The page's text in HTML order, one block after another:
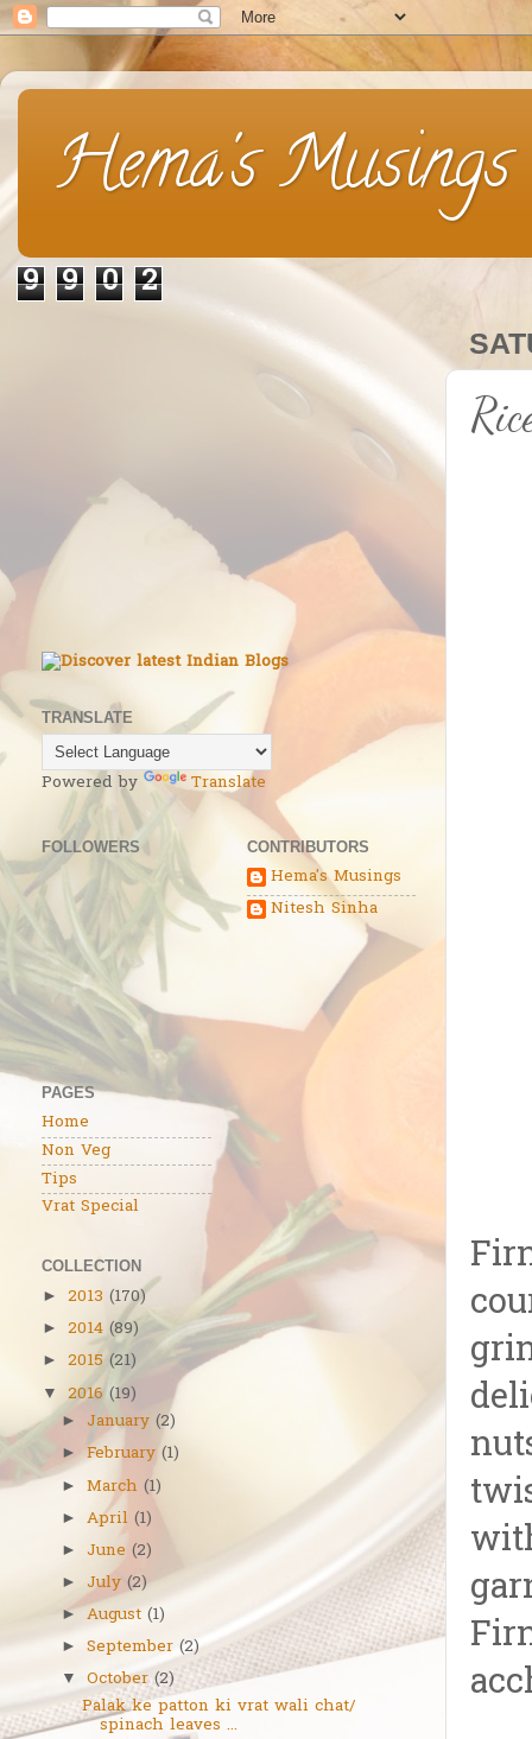
Hema's Musings
9 9 0 2
TRANSLATE
Powered by Translate
FOLLOWERS
PAGES
Home
Non Veg
Tips
Vrat Special
CONTRIBUTORS
Hema's Musings
Nitesh Sinha
COLLECTION
► 2013 (170)
► 2014 (89)
► 2015 (21)
▼ 2016 (19)
► January (2)
►February (1)
►March (1)
► April (1)
►June (2)
►July (2)
►August (1)
►September (2)
▼ October (2)
Palak ke patton ki vrat wali chat/
spinach leaves ...